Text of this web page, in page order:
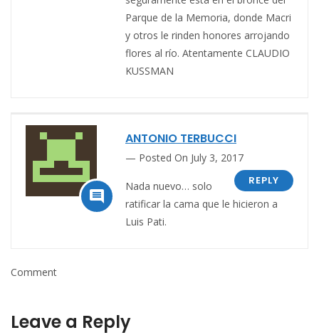
Parque de la Memoria, donde Macri
y otros le rinden honores arrojando
flores al río. Atentamente CLAUDIO
KUSSMAN

ANTONIO TERBUCCI
Posted On July 3, 2017
REPLY
Nada nuevo… solo
ratificar la cama que le hicieron a
Luis Pati.
Comment
Leave a Reply